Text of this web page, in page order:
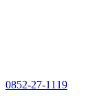
0852-27-1119